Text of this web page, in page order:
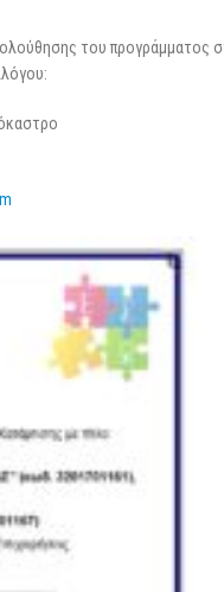
του προγράμματος